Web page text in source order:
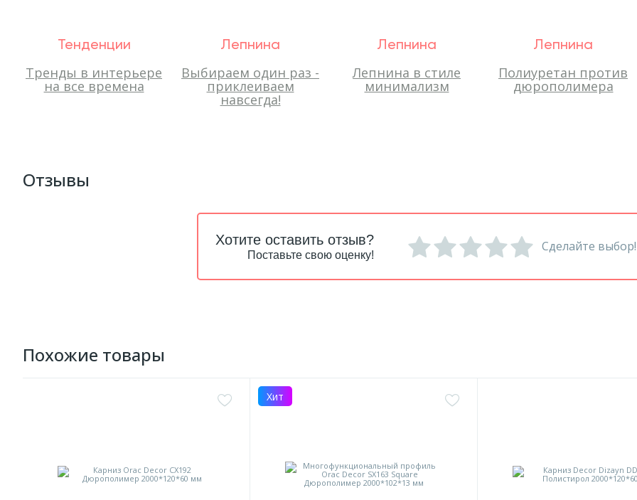
Тенденции
Тренды в интерьере
на все времена
Лепнина
Выбираем один раз -
приклеиваем
навсегда!
Лепнина
Лепнина в стиле
минимализм
Лепнина
Полиуретан против
дюрополимера
Отзывы
Хотите оставить отзыв?
Поставьте свою оценку!
Сделайте выбор!
Похожие товары
Хит